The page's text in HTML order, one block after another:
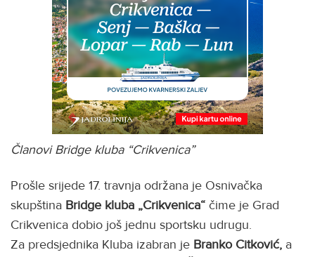
Članovi Bridge kluba “Crikvenica”
Prošle srijede 17. travnja održana je Osnivačka
skupština Bridge kluba „Crikvenica“ čime je Grad
Crikvenica dobio još jednu sportsku udrugu.
Za predsjednika Kluba izabran je Branko Citković, a